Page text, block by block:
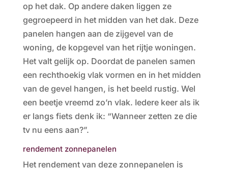
op het dak. Op andere daken liggen ze
gegroepeerd in het midden van het dak. Deze
panelen hangen aan de zijgevel van de
woning, de kopgevel van het rijtje woningen.
Het valt gelijk op. Doordat de panelen samen
een rechthoekig vlak vormen en in het midden
van de gevel hangen, is het beeld rustig. Wel
een beetje vreemd zo’n vlak. Iedere keer als ik
er langs fiets denk ik: “Wanneer zetten ze die
tv nu eens aan?”.
rendement zonnepanelen
Het rendement van deze zonnepanelen is